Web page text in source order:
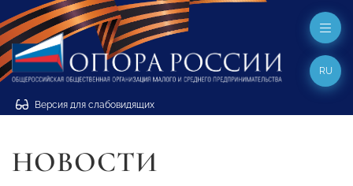
Версия для слабовидящих
RU
НОВОСТИ